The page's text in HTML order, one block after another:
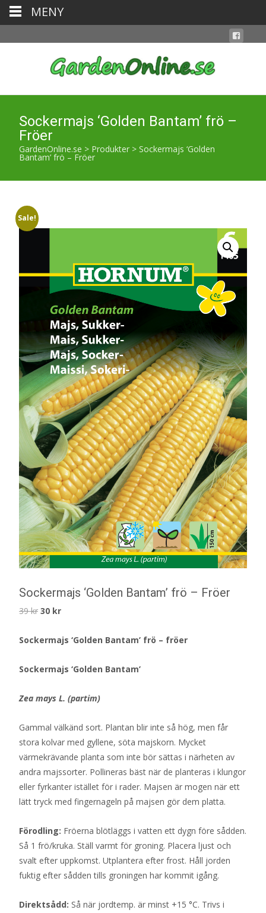
Sockermajs ‘Golden Bantam’ frö –
Fröer
GardenOnline.se > Produkter > Sockermajs ‘Golden
Bantam’ frö – Fröer
Sale!
Sockermajs ‘Golden Bantam’ frö – Fröer
39kr Det
priset
39 kr.
30 krDet
priset
30 kr.
Sockermajs ‘Golden Bantam’ frö – fröer
Sockermajs ‘Golden Bantam’
Zea mays L. (partim)
Gammal välkänd sort. Plantan blir inte så hög, men får
stora kolvar med gyllene, söta majskorn. Mycket
värmekrävande planta som inte bör sättas i närheten av
andra majssorter. Pollineras bäst när de planteras i klungor
eller fyrkanter istället för i rader. Majsen är mogen när ett
lätt tryck med fingernageln på majsen gör dem platta.
Förodling: Fröerna blötläggs i vatten ett dygn före sådden.
Så 1 frö/kruka. Ställ varmt för groning. Placera ljust och
svalt efter uppkomst. Utplantera efter frost. Håll jorden
fuktig efter sådden tills groningen har kommit igång.
Direktsådd: Så när jordtemp. är minst +15 °C. Trivs i
MENY